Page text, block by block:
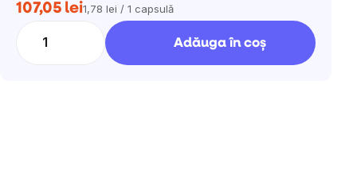
107,05 leiEvaluare
1,78 lei / 1 capsulă
Adăuga în coş